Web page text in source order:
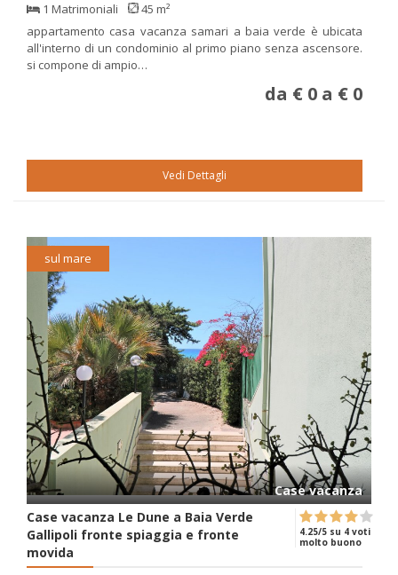
1 Matrimoniali
45 m²
appartamento casa vacanza samari a baia verde è ubicata
all'interno di un condominio al primo piano senza ascensore.
si compone di ampio…
da € 0 a € 0
Vedi Dettagli
sul mare
Case vacanza
Case vacanza Le Dune a Baia Verde
Gallipoli fronte spiaggia e fronte
movida
4.25/5 su 4 voti
molto buono